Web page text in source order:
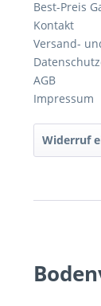
Best-Preis
Kontakt
Versand-
AGB
Impressum
Widerruf